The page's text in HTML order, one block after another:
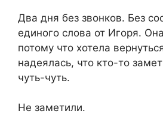
Два дня без звонков. Без
единого слова от Игоря.
потому что хотела
надеялась, что кто-то
чуть-чуть.
Не заметили.